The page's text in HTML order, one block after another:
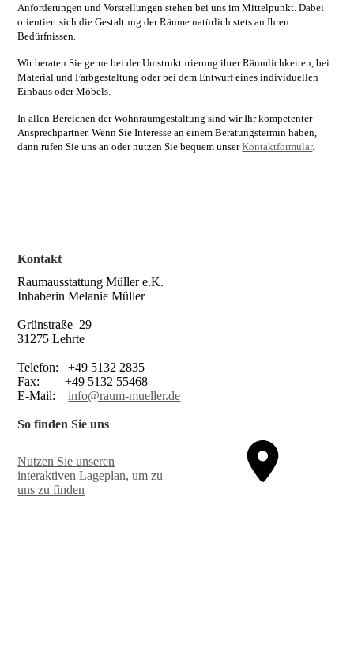
Anforderungen und Vorstellungen stehen bei uns im Mittelpunkt. Dabei
orientiert sich die Gestaltung der Räume natürlich stets an Ihren
Bedürfnissen.
Wir beraten Sie gerne bei der Umstrukturierung ihrer Räumlichkeiten, bei
Material und Farbgestaltung oder bei dem Entwurf eines individuellen
Einbaus oder Möbels.
In allen Bereichen der Wohnraumgestaltung sind wir Ihr kompetenter
Ansprechpartner. Wenn Sie Interesse an einem Beratungstermin haben,
dann rufen Sie uns an oder nutzen Sie bequem unserKontaktformular.
Kontakt
Raumausstattung Müller e.K.
Inhaberin Melanie Müller
Grünstraße 29
31275 Lehrte
Telefon: +49 5132 2835
Fax: +49 5132 55468
E-Mail:info@raum-mueller.de
So finden Sie uns
Nutzen Sie unseren
interaktiven La­ge­plan, um zu
uns zu finden